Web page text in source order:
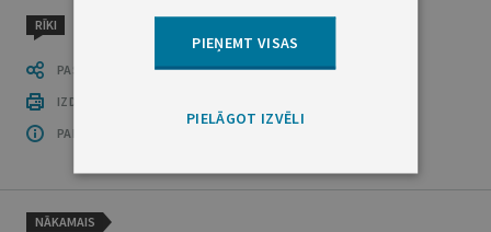
RĪKI
PASTĀSTI CITIEM
IZDRUKĀT PUBLIKĀCIJU
PAR OFICIĀLO IZDEVUMU
NĀKAMAIS
PIEŅEMT VISAS
PIELĀGOT IZVĒLI